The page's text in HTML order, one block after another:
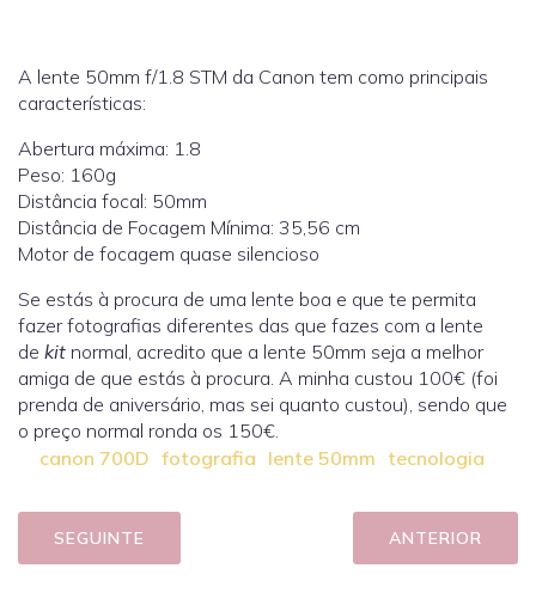
A lente 50mm f/1.8 STM da Canon tem como principais
características:
Abertura máxima: 1.8
Peso: 160g
Distância focal: 50mm
Distância de Focagem Mínima: 35,56 cm
Motor de focagem quase silencioso
Se estás à procura de uma lente boa e que te permita
fazer fotografias diferentes das que fazes com a lente
de kit normal, acredito que a lente 50mm seja a melhor
amiga de que estás à procura. A minha custou 100€ (foi
prenda de aniversário, mas sei quanto custou), sendo que
o preço normal ronda os 150€.
canon 700D fotografia lente 50mm tecnologia
SEGUINTE ANTERIOR